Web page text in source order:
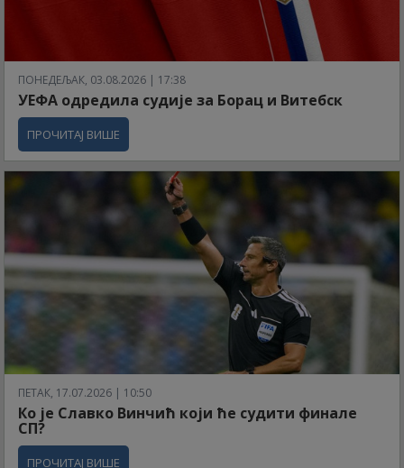
ПОНЕДЕЉАК, 03.08.2026 | 17:38
УЕФА одредила судије за Борац и Витебск
ПРОЧИТАЈ ВИШЕ
ПЕТАК, 17.07.2026 | 10:50
Ко је Славко Винчић који ће судити финале
СП?
ПРОЧИТАЈ ВИШЕ